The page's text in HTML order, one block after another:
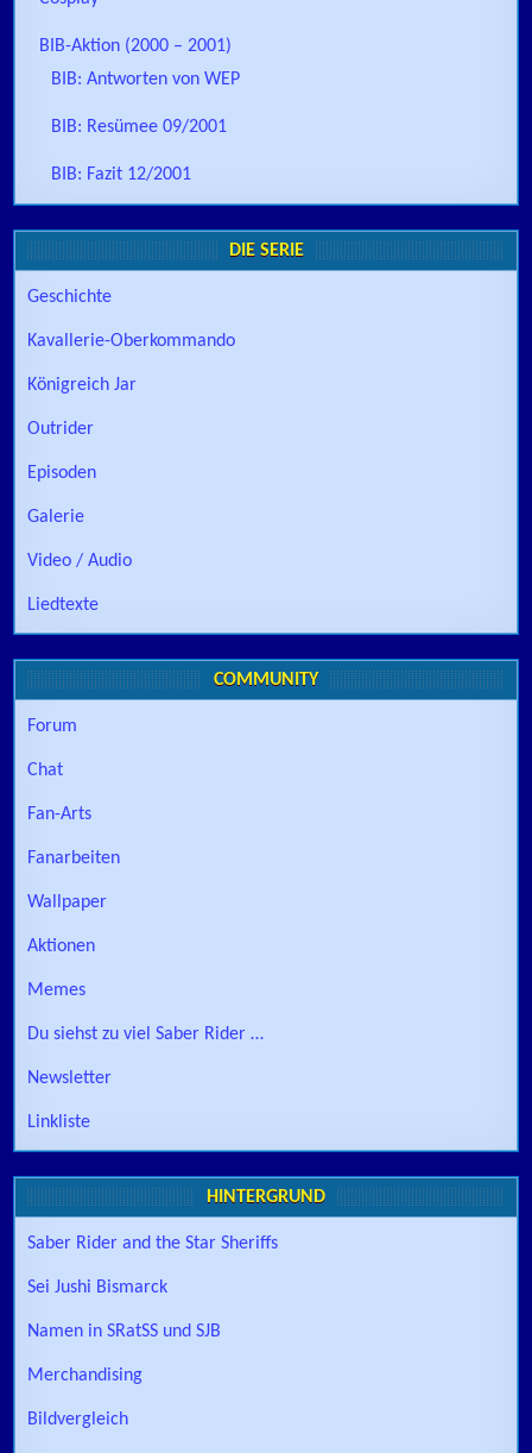
BIB-Aktion (2000 – 2001)
BIB: Antworten von WEP
BIB: Resümee 09/2001
BIB: Fazit 12/2001
DIE SERIE
Geschichte
Kavallerie-Oberkommando
Königreich Jar
Outrider
Episoden
Galerie
Video / Audio
Liedtexte
COMMUNITY
Forum
Chat
Fan-Arts
Fanarbeiten
Wallpaper
Aktionen
Memes
Du siehst zu viel Saber Rider …
Newsletter
Linkliste
HINTERGRUND
Saber Rider and the Star Sheriffs
Sei Jushi Bismarck
Namen in SRatSS und SJB
Merchandising
Bildvergleich